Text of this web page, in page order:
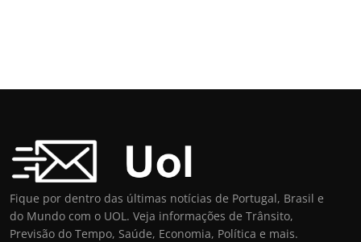
Fique por dentro das últimas notícias de Portugal, Brasil e
do Mundo com o UOL. Veja informações de Trânsito,
Previsão do Tempo, Saúde, Economia, Política e mais.